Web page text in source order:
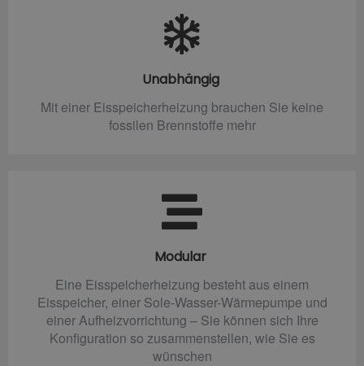
Unabhängig
Mit einer Eisspeicherheizung brauchen Sie keine
fossilen Brennstoffe mehr
Modular
Eine Eisspeicherheizung besteht aus einem
Eisspeicher, einer Sole-Wasser-Wärmepumpe und
einer Aufheizvorrichtung – Sie können sich Ihre
Konfiguration so zusammenstellen, wie Sie es
wünschen